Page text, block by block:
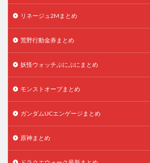
リネージュ2Mまとめ
荒野行動金券まとめ
妖怪ウォッチぷにぷにまとめ
モンストオーブまとめ
ガンダムUCエンゲージまとめ
原神まとめ